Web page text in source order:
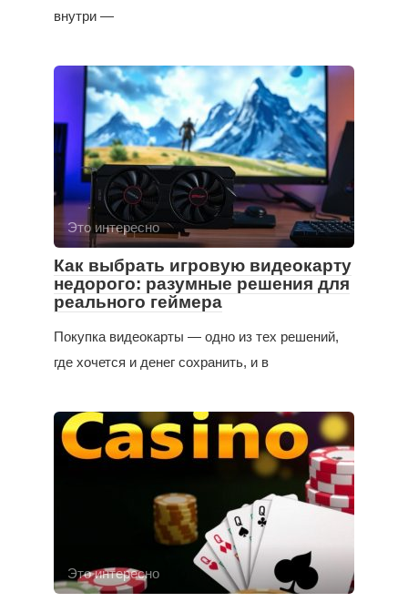
внутри —
Это интересно
Как выбрать игровую видеокарту
недорого: разумные решения для
реального геймера
Покупка видеокарты — одно из тех решений,
где хочется и денег сохранить, и в
Это интересно